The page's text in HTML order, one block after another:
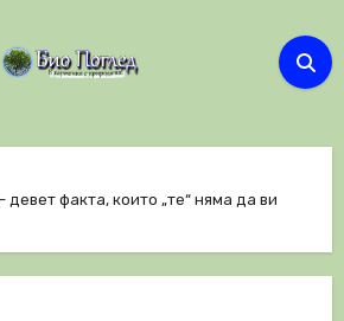
девет факта, които „те“ няма да ви